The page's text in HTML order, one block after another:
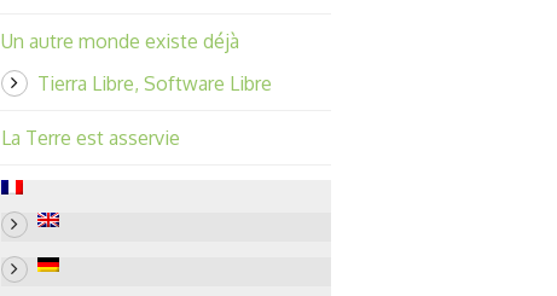
Un autre monde existe déjà
Tierra Libre, Software Libre
La Terre est asservie